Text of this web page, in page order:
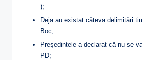
);
Deja au existat câteva delimitări
Boc;
Preşedintele a declarat că nu se
PD;